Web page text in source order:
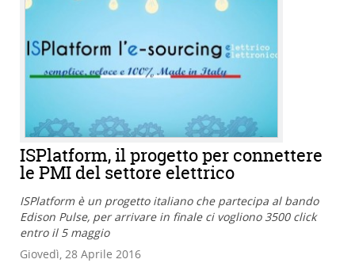
ISPlatform, il progetto per connettere
le PMI del settore elettrico
ISPlatform è un progetto italiano che partecipa al bando
Edison Pulse, per arrivare in finale ci vogliono 3500 click
entro il 5 maggio
Giovedì, 28 Aprile 2016